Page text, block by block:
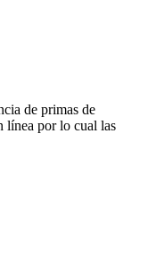
de primas de
línea por lo cual las